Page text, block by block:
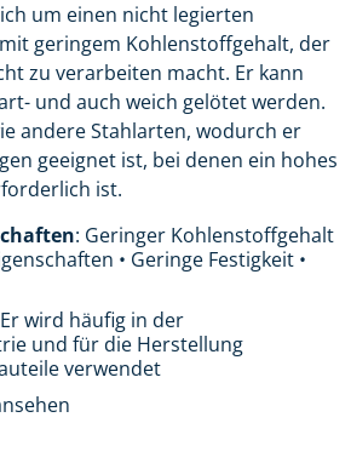
um einen nicht legierten
geringem Kohlenstoffgehalt, der
zu verarbeiten macht. Er kann
und auch weich gelötet werden.
andere Stahlarten, wodurch er
geeignet ist, bei denen ein hohes
ist.
: Geringer Kohlenstoffgehalt
• Geringe Festigkeit •
wird häufig in der
und für die Herstellung
verwendet